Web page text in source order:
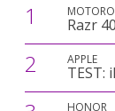
1 Razr
2 APPLE
TEST:
HONOR